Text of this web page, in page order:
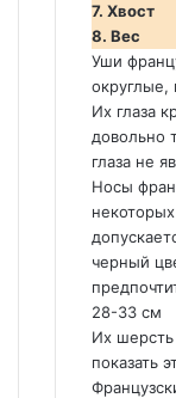
7. Хвост
8. Вес
Уши
округлые,
Их глаза
довольно
глаза не
Носы
черный
28-33 см
Их шерсть
показать